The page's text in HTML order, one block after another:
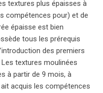
textures plus épaisses à
compétences pour) et de
épaisse est bien
tous les prérequis
des premiers
textures moulinées
à partir de 9 mois, à
acquis les compétences